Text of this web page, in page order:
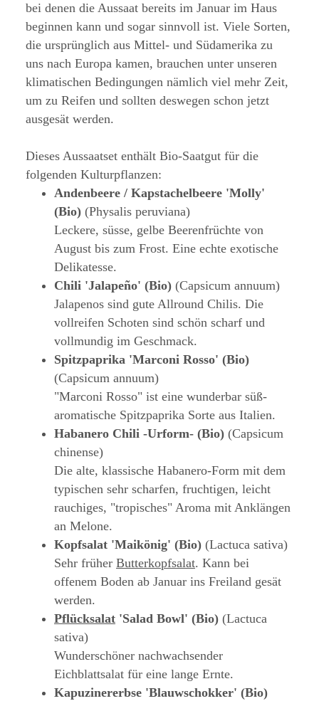
bei denen die Aussaat bereits im Januar im Haus
beginnen kann und sogar sinnvoll ist. Viele Sorten,
die ursprünglich aus Mittel- und Südamerika zu
uns nach Europa kamen, brauchen unter unseren
klimatischen Bedingungen nämlich viel mehr Zeit,
um zu Reifen und sollten deswegen schon jetzt
ausgesät werden.
Dieses Aussaatset enthält Bio-Saatgut für die
folgenden Kulturpflanzen:
Andenbeere / Kapstachelbeere 'Molly'
(Bio) (Physalis peruviana)
Leckere, süsse, gelbe Beerenfrüchte von
August bis zum Frost. Eine echte exotische
Delikatesse.
Chili 'Jalapeño' (Bio) (Capsicum annuum)
Jalapenos sind gute Allround Chilis. Die
vollreifen Schoten sind schön scharf und
vollmundig im Geschmack.
Spitzpaprika 'Marconi Rosso' (Bio)
(Capsicum annuum)
"Marconi Rosso" ist eine wunderbar süß-
aromatische Spitzpaprika Sorte aus Italien.
Habanero Chili -Urform- (Bio) (Capsicum
chinense)
Die alte, klassische Habanero-Form mit dem
typischen sehr scharfen, fruchtigen, leicht
rauchiges, "tropisches" Aroma mit Anklängen
an Melone.
Kopfsalat 'Maikönig' (Bio) (Lactuca sativa)
Sehr früher Butterkopfsalat. Kann bei
offenem Boden ab Januar ins Freiland gesät
werden.
Pflücksalat 'Salad Bowl' (Bio) (Lactuca
sativa)
Wunderschöner nachwachsender
Eichblattsalat für eine lange Ernte.
Kapuzinererbse 'Blauwschokker' (Bio)